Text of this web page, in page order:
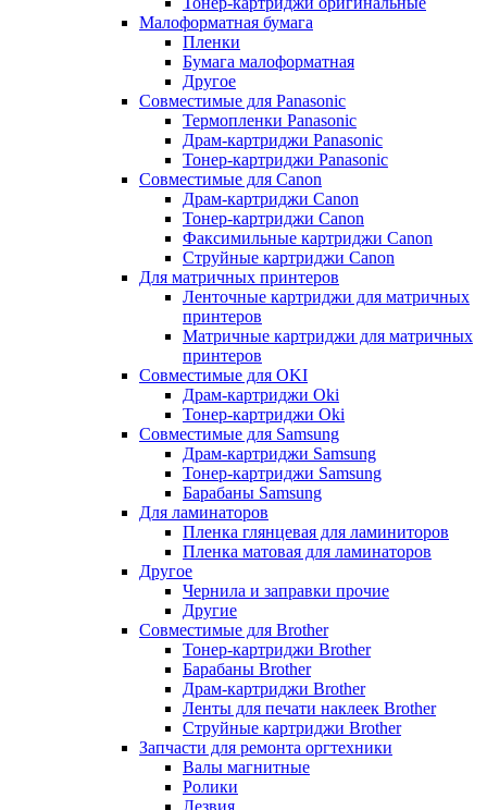
Малоформатная бумага
Пленки
Бумага малоформатная
Другое
Совместимые для Panasonic
Термопленки Panasonic
Драм-картриджи Panasonic
Тонер-картриджи Panasonic
Совместимые для Canon
Драм-картриджи Canon
Тонер-картриджи Canon
Факсимильные картриджи Canon
Струйные картриджи Canon
Для матричных принтеров
Ленточные картриджи для матричных
принтеров
Матричные картриджи для матричных
принтеров
Совместимые для OKI
Драм-картриджи Oki
Тонер-картриджи Oki
Совместимые для Samsung
Драм-картриджи Samsung
Тонер-картриджи Samsung
Барабаны Samsung
Для ламинаторов
Пленка глянцевая для ламиниторов
Пленка матовая для ламинаторов
Другое
Чернила и заправки прочие
Другие
Совместимые для Brother
Тонер-картриджи Brother
Барабаны Brother
Драм-картриджи Brother
Ленты для печати наклеек Brother
Струйные картриджи Brother
Запчасти для ремонта оргтехники
Валы магнитные
Ролики
Лезвия